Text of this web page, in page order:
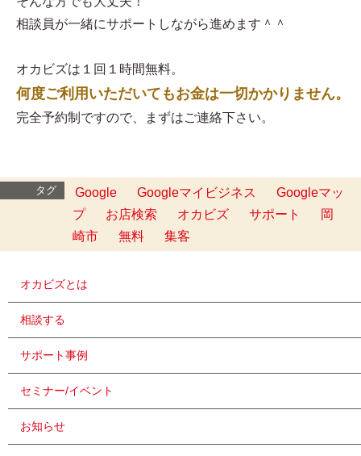
相談員が一緒にサポートしながら進めます＾＾
オカビズは１回１時間無料。
何度ご利用いただいてもお金は一切かかりません。
完全予約制ですので、まずはご連絡下さい。
タグ Google Googleマイビジネス
Googleマッ
プ
お店検索 オカビズ サポート
岡
崎市
無料 集客
オカビズとは
相談する
サポート事例
セミナー/イベント
お知らせ